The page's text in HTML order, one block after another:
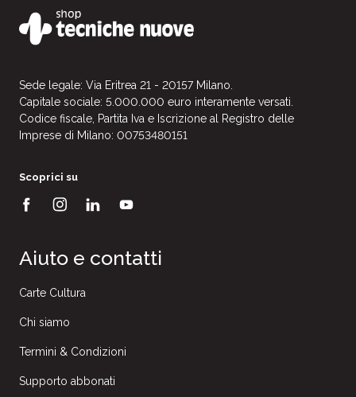
Sede legale: Via Eritrea 21 - 20157 Milano.
Capitale sociale: 5.000.000 euro interamente versati.
Codice fiscale, Partita Iva e Iscrizione al Registro delle
Imprese di Milano: 00753480151
Scoprici su
Aiuto e contatti
Carte Cultura
Chi siamo
Termini & Condizioni
Supporto abbonati